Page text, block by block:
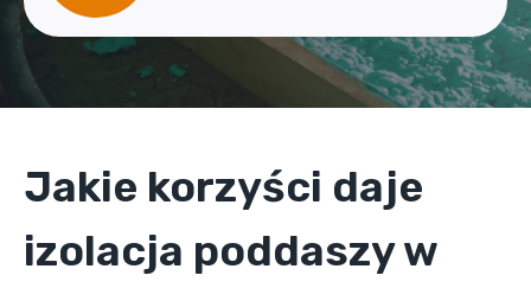
Jakie korzyści daje
izolacja poddaszy w